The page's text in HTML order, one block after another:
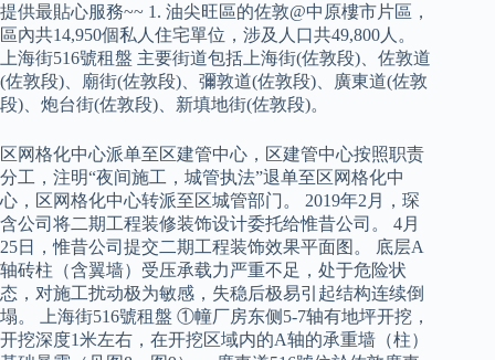
提供最貼心服務~~ 1. 油尖旺區的佐敦@中原樓市片區，
區內共14,950個私人住宅單位，涉及人口共49,800人。
上海街516號租盤 主要街道包括上海街(佐敦段)、佐敦道
(佐敦段)、廟街(佐敦段)、彌敦道(佐敦段)、廣東道(佐敦
段)、炮台街(佐敦段)、新填地街(佐敦段)。
区网格化中心派单至区建管中心，区建管中心按照职责
分工，注明“夜间施工，城管执法”退单至区网格化中
心，区网格化中心转派至区城管部门。 2019年2月，琛
含公司将二期工程装修装饰设计委托给惟昔公司。 4月
25日，惟昔公司提交二期工程装饰效果平面图。 底层A
轴砖柱（含翼墙）受压承载力严重不足，处于危险状
态，对施工扰动极为敏感，失稳后极易引起结构连续倒
塌。 上海街516號租盤 ①幢厂房东侧5-7轴有地坪开挖，
开挖深度1米左右，在开挖区域内的A轴的承重墙（柱）